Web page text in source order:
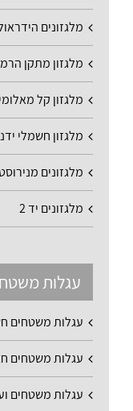
מלגזונים
מלגזון מתקן
מלגזון קל
מלגזון חשמלי
מלגזונים
מלגזונים יד 2
עגלות
עגלות משטחים
עגלות משטחים
עגלות משטחים